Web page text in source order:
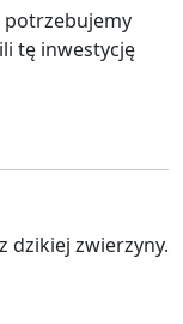
potrzebujemy
tę inwestycję
dzikiej zwierzyny.